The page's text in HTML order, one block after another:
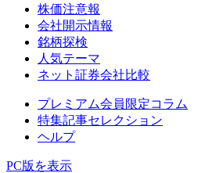
株価注意報
会社開示情報
銘柄探検
人気テーマ
ネット証券会社比較
プレミアム会員限定コラム
特集記事セレクション
ヘルプ
PC版を表示